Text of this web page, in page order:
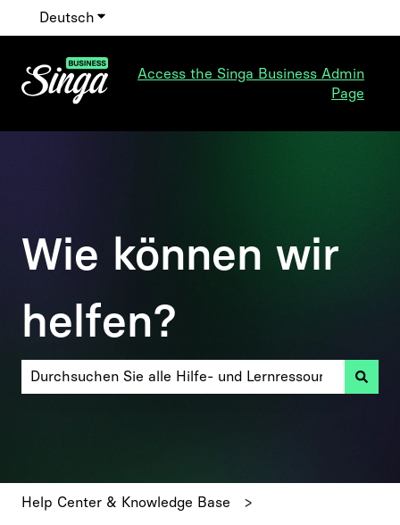
Deutsch Untermenü für Übersetzungen anzeigen
Access the Singa Business Admin
Page
Wie können wir
helfen?
Help Center & Knowledge Base